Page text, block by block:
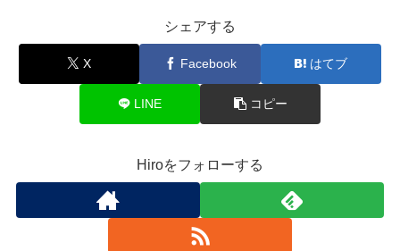
シェアする
X Facebook はてブ
LINE コピー
Hiroをフォローする